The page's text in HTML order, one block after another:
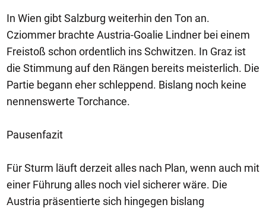
In Wien gibt Salzburg weiterhin den Ton an.
Cziommer brachte Austria-Goalie Lindner bei einem
Freistoß schon ordentlich ins Schwitzen. In Graz ist
die Stimmung auf den Rängen bereits meisterlich. Die
Partie begann eher schleppend. Bislang noch keine
nennenswerte Torchance.
Pausenfazit
Für Sturm läuft derzeit alles nach Plan, wenn auch mit
einer Führung alles noch viel sicherer wäre. Die
Austria präsentierte sich hingegen bislang